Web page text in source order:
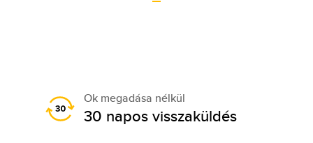
Ok megadása nélkül
30 napos visszaküldés